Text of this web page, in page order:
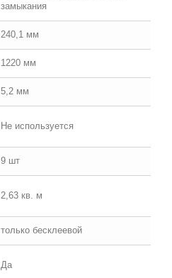
замыкания
240,1 мм
1220 мм
5,2 мм
Не используется
9 шт
2,63 кв. м
только бесклеевой
Да